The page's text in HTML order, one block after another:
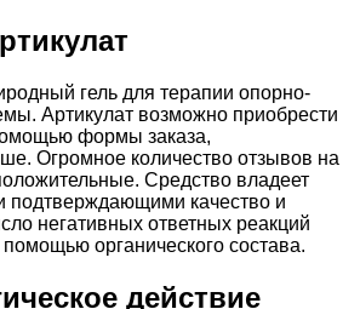
гель для терапии опорно-
Артикулат возможно приобрести
формы заказа,
Огромное количество отзывов на
Средство владеет
подтверждающими качество и
негативных ответных реакций
органического состава.
действие